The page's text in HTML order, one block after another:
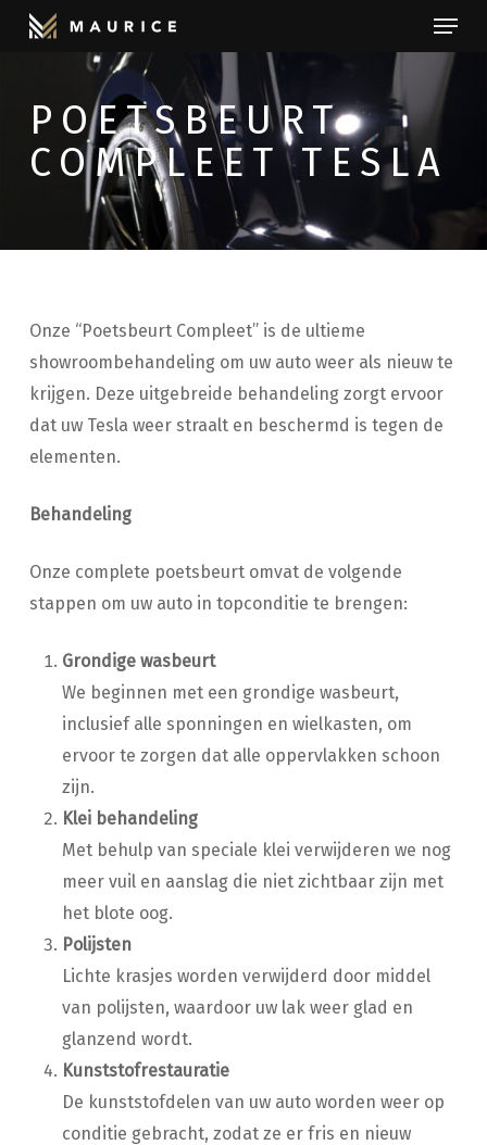
Skip
content
Menu
POETSBEURT
COMPLEET TESLA
Onze “Poetsbeurt Compleet” is de ultieme
showroombehandeling om uw auto weer als nieuw te
krijgen. Deze uitgebreide behandeling zorgt ervoor
dat uw Tesla weer straalt en beschermd is tegen de
elementen.
Behandeling
Onze complete poetsbeurt omvat de volgende
stappen om uw auto in topconditie te brengen:
Grondige wasbeurt
We beginnen met een grondige wasbeurt,
inclusief alle sponningen en wielkasten, om
ervoor te zorgen dat alle oppervlakken schoon
zijn.
Klei behandeling
Met behulp van speciale klei verwijderen we nog
meer vuil en aanslag die niet zichtbaar zijn met
het blote oog.
Polijsten
Lichte krasjes worden verwijderd door middel
van polijsten, waardoor uw lak weer glad en
glanzend wordt.
Kunststofrestauratie
De kunststofdelen van uw auto worden weer op
conditie gebracht, zodat ze er fris en nieuw
Close
Menu